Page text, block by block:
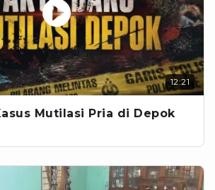
12:21
Mutilasi Pria di Depok